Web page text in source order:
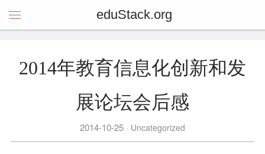
eduStack.org
2014年教育信息化创新和发
展论坛会后感
2014-10-25 Uncategorized